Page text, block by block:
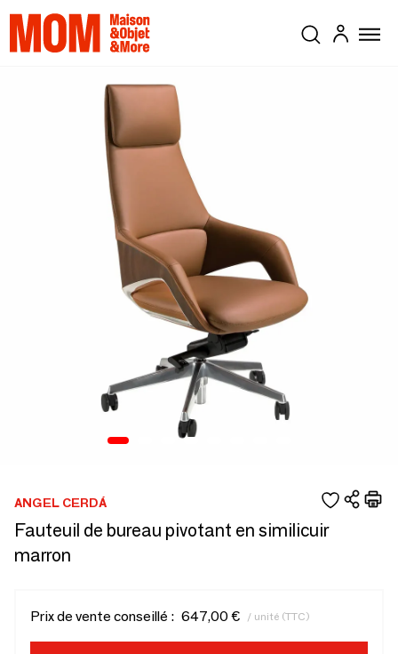
ANGEL CERDÁ
Fauteuil de bureau pivotant en similicuir
marron
Prix de vente conseillé : 647,00 € / unité (TTC)